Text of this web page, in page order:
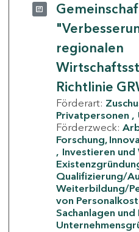
regionalen
Richtlinie
Förderart:
Privatpersonen
Förderzweck:
Forschung,
Investieren und
Qualifizierung/
Weiterbildung/
von
Sachanlagen